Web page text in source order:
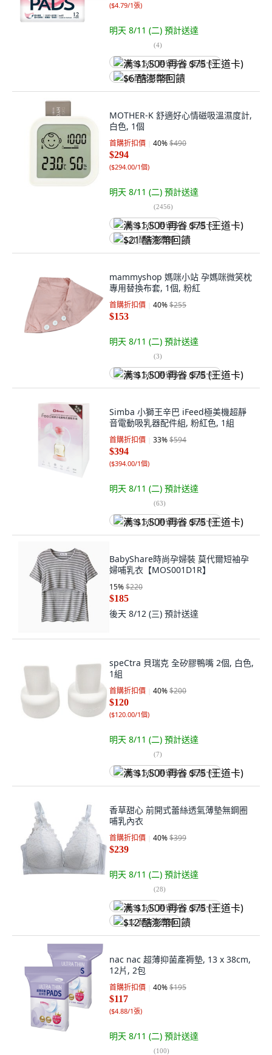
($4.79/1張)
明天 8/11 (二) 預計送達
(4)
满 $1,500 再省 $75 (王道卡)
$6 酷澎幣回饋
MOTHER-K 舒適好心情磁吸溫濕度計,
白色, 1個
首購折扣價 40%$490
$294
($294.00/1個)
明天 8/11 (二) 預計送達
(2456)
满 $1,500 再省 $75 (王道卡)
$21 酷澎幣回饋
mammyshop 媽咪小站 孕媽咪微笑枕
專用替換布套, 1個, 粉紅
首購折扣價 40%$255
$153
明天 8/11 (二) 預計送達
(3)
满 $1,500 再省 $75 (王道卡)
Simba 小獅王辛巴 iFeed極美機超靜
音電動吸乳器配件組, 粉紅色, 1組
首購折扣價 33%$594
$394
($394.00/1個)
明天 8/11 (二) 預計送達
(63)
满 $1,500 再省 $75 (王道卡)
BabyShare時尚孕婦裝 莫代爾短袖孕
婦哺乳衣【MOS001D1R】
15%$220
$185
後天 8/12 (三) 預計送達
speCtra 貝瑞克 全矽膠鴨嘴 2個, 白色,
1組
首購折扣價 40%$200
$120
($120.00/1個)
明天 8/11 (二) 預計送達
(7)
满 $1,500 再省 $75 (王道卡)
香草甜心 前開式蕾絲透氣薄墊無鋼圈
哺乳內衣
首購折扣價 40%$399
$239
明天 8/11 (二) 預計送達
(28)
满 $1,500 再省 $75 (王道卡)
$12 酷澎幣回饋
nac nac 超薄抑菌產褥墊, 13 x 38cm,
12片, 2包
首購折扣價 40%$195
$117
($4.88/1張)
明天 8/11 (二) 預計送達
(100)